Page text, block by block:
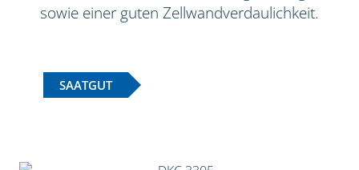
sowie einer guten Zellwandverdaulichkeit.
SAATGUT